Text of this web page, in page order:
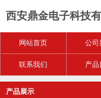
西安鼎金电子科技
网站首页 公司
联系我们 产品
产品展示